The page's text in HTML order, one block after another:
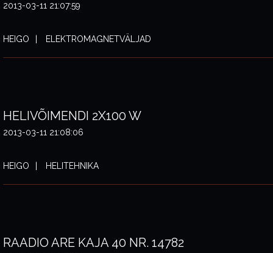
2013-03-11 21:07:59
HEIGO ELEKTROMAGNETVÄLJAD
HELIVÕIMENDI 2X100 W
2013-03-11 21:08:06
HEIGO HELITEHNIKA
RAADIO ARE KAJA 40 NR. 14782